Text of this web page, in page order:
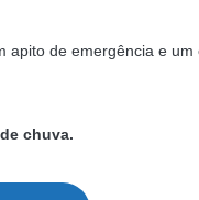
apito de emergência e
chuva.